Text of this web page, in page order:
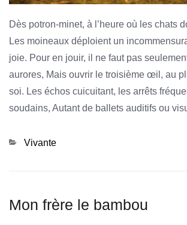
Dès potron-minet, à l’heure où les chats
Les moineaux déploient un
joie. Pour en jouir, il ne faut pas
aurores, Mais ouvrir le troisième œil, au
soi. Les échos cuicuitant, les arrêts
soudains, Autant de ballets auditifs ou
Categories
Vivante
Mon frère le bambou